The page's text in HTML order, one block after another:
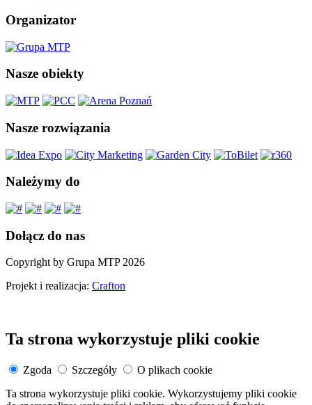
Organizator
Nasze obiekty
Nasze rozwiązania
Należymy do
Dołącz do nas
Copyright by Grupa MTP 2026
Projekt i realizacja: Crafton
Ta strona wykorzystuje pliki cookie
Zgoda Szczegóły
O plikach cookie
Ta strona wykorzystuje pliki cookie. Wykorzystujemy pliki cookie